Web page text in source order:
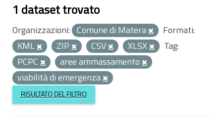
1 dataset trovato
Organizzazioni: Comune di Matera
Formati:
KML
ZIP CSV XLSX
Tag:
PCPC
aree ammassamento
viabilità di emergenza
RISULTATO DEL FILTRO